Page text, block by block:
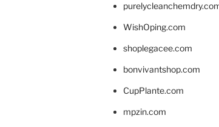
WishOping.com
shoplegacee.com
bonvivantshop.com
CupPlante.com
mpzin.com